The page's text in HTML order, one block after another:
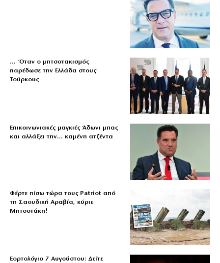
… Όταν ο μητσοτακισμός
παρέδωσε την Ελλάδα στους
Τούρκους
Επικοινωνιακές μαγκιές Άδωνι μπας
και αλλάξει την… καμένη ατζέντα
Φέρτε πίσω τώρα τους Patriot από
τη Σαουδική Αραβία, κύριε
Μητσοτάκη!
Εορτολόγιο 7 Αυγούστου: Δείτε